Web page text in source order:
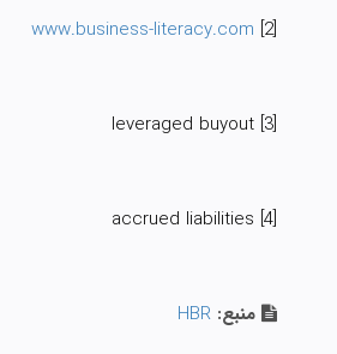
[2]
www.business-literacy.com
[3] leveraged buyout
[4] accrued liabilities
منبع: HBR